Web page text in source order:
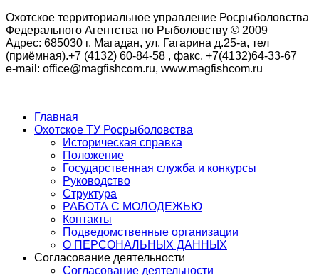
Охотское территориальное управление Росрыболовства
Федерального Агентства по Рыболовству © 2009
Адрес: 685030 г. Магадан, ул. Гагарина д.25-а, тел
(приёмная).+7 (4132) 60-84-58 , факс. +7(4132)64-33-67
e-mail: office@magfishcom.ru, www.magfishcom.ru
Главная
Охотское ТУ Росрыболовства
Историческая справка
Положение
Государственная служба и конкурсы
Руководство
Структура
РАБОТА С МОЛОДЕЖЬЮ
Контакты
Подведомственные организации
О ПЕРСОНАЛЬНЫХ ДАННЫХ
Согласование деятельности
Согласование деятельности